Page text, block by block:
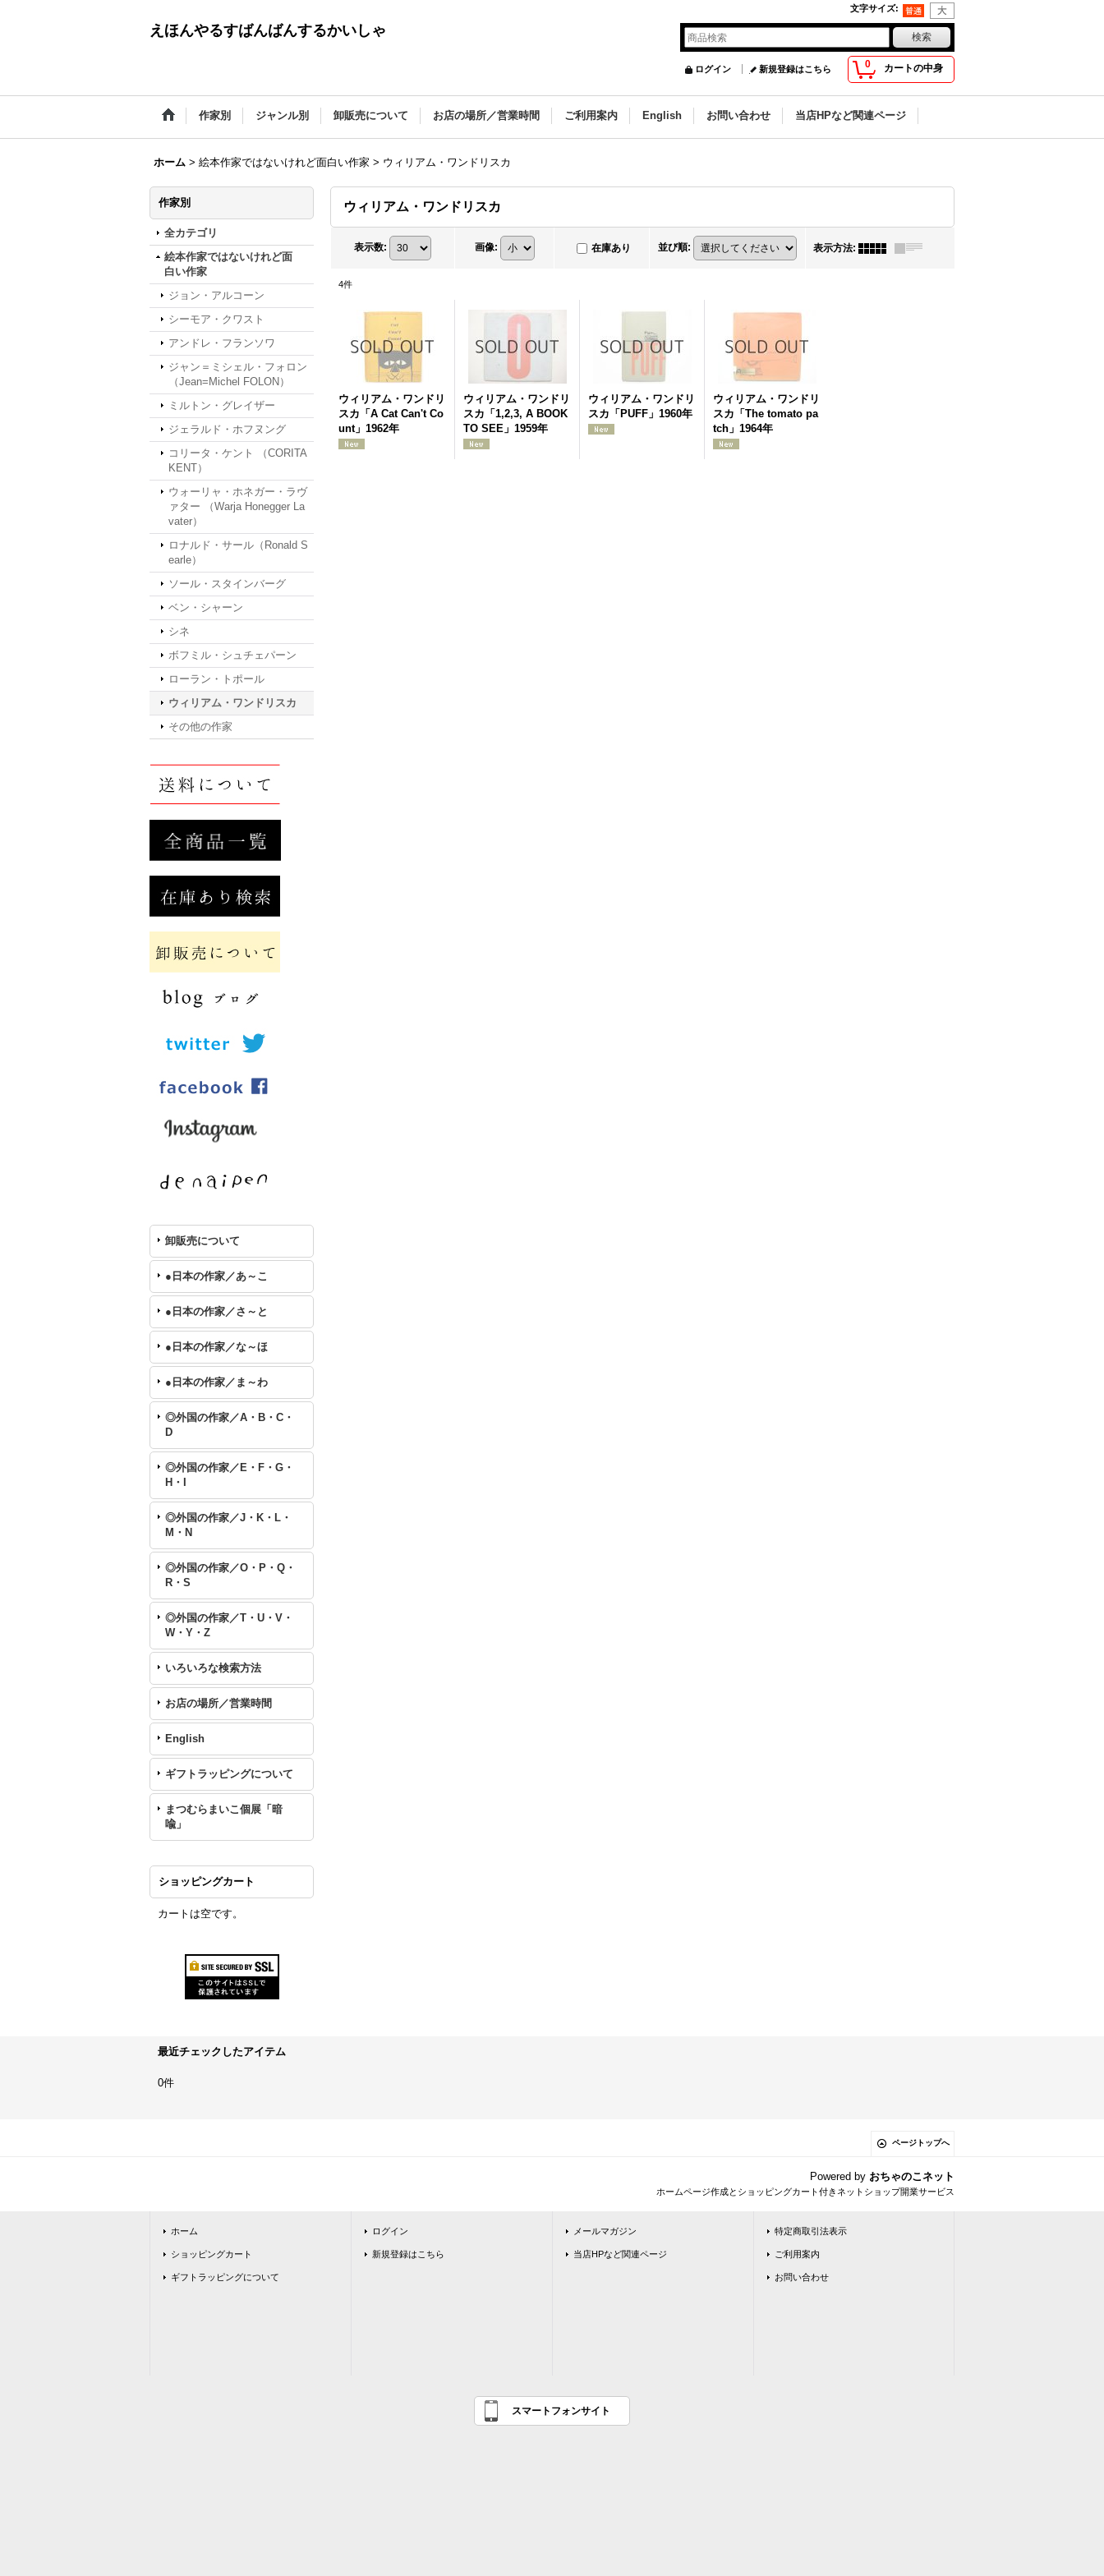
文字サイズ:
えほんやるすばんばんするかいしゃ
0 カートの中身
ログイン 新規登録はこちら
作家別 ジャンル別 卸販売について お店の場所／営業時間 ご利用案内 English お問い合わせ 当店HPなど関連ページ
ホーム > 絵本作家ではないけれど面白い作家 > ウィリアム・ワンドリスカ
作家別
全カテゴリ
絵本作家ではないけれど面
白い作家
ジョン・アルコーン
シーモア・クワスト
アンドレ・フランソワ
ジャン＝ミシェル・フォロン
（Jean=Michel FOLON）
ミルトン・グレイザー
ジェラルド・ホフヌング
コリータ・ケント （CORITA
KENT）
ウォーリャ・ホネガー・ラヴ
ァター （Warja Honegger La
vater）
ロナルド・サール（Ronald S
earle）
ソール・スタインバーグ
ベン・シャーン
シネ
ボフミル・シュチェパーン
ローラン・トポール
ウィリアム・ワンドリスカ
その他の作家
卸販売について
●日本の作家／あ～こ
●日本の作家／さ～と
●日本の作家／な～ほ
●日本の作家／ま～わ
◎外国の作家／A・B・C・
D
◎外国の作家／E・F・G・
H・I
◎外国の作家／J・K・L・
M・N
◎外国の作家／O・P・Q・
R・S
◎外国の作家／T・U・V・
W・Y・Z
いろいろな検索方法
お店の場所／営業時間
English
ギフトラッピングについて
まつむらまいこ個展「暗
喩」
ショッピングカート
カートは空です。
ウィリアム・ワンドリスカ
表示数: 画像: 在庫あり 並び順: 表示方法:
4件
ウィリアム・ワンドリ
スカ「A Cat Can't Co
unt」1962年
ウィリアム・ワンドリ
スカ「1,2,3, A BOOK
TO SEE」1959年
ウィリアム・ワンドリ
スカ「PUFF」1960年
ウィリアム・ワンドリ
スカ「The tomato pa
tch」1964年
最近チェックしたアイテム
0件
ページトップへ
Powered by おちゃのこネット
ホームページ作成とショッピングカート付きネットショップ開業サービス
ホーム
ショッピングカート
ギフトラッピングについて
ログイン
新規登録はこちら
メールマガジン
当店HPなど関連ページ
特定商取引法表示
ご利用案内
お問い合わせ
スマートフォンサイト